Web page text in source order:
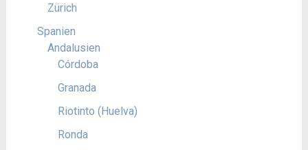
Zürich
Spanien
Andalusien
Córdoba
Granada
Riotinto (Huelva)
Ronda